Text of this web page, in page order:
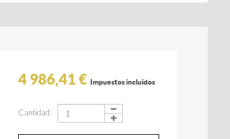
4 986,41 € Impuestos incluidos
Cantidad: